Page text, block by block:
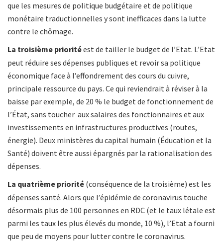
que les mesures de politique budgétaire et de politique
monétaire traductionnelles y sont inefficaces dans la lutte
contre le chômage.
La troisième prioritéest de tailler le budget de l’Etat. L’Etat
peut réduire ses dépenses publiques et revoir sa politique
économique face à l’effondrement des cours du cuivre,
principale ressource du pays. Ce qui reviendrait à réviser à la
baisse par exemple, de 20 % le budget de fonctionnement de
l’État, sans toucher aux salaires des fonctionnaires et aux
investissements en infrastructures productives (routes,
énergie). Deux ministères du capital humain (Éducation et la
Santé) doivent être aussi épargnés par la rationalisation des
dépenses.
La quatrième priorité (conséquence de la troisième) est les
dépenses santé. Alors que l’épidémie de coronavirus touche
désormais plus de 100 personnes en RDC (et le taux létale est
parmi les taux les plus élevés du monde, 10 %), l’Etat a fourni
que peu de moyens pour lutter contre le coronavirus.